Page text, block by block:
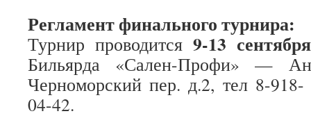
Регламент финального турнира:
Турнир проводится 9-13 сентября
Бильярда «Сален-Профи» —
Черноморский пер. д.2, тел 8-
04-42.